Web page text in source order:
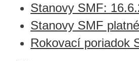
Stanovy SMF:
Stanovy SMF
Rokovací poriadok